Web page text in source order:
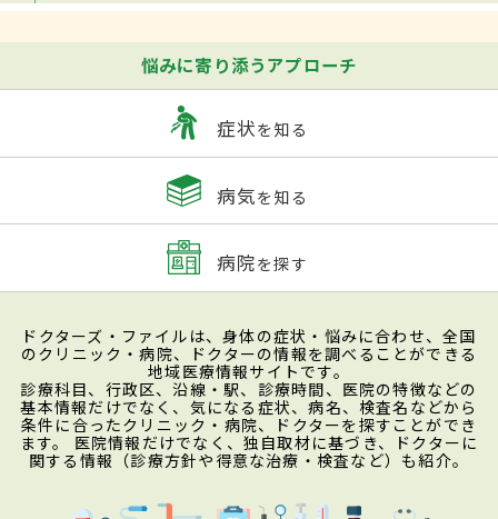
悩みに寄り添うアプローチ
症状を知る
病気を知る
病院を探す
ドクターズ・ファイルは、身体の症状・悩みに合わせ、全国
のクリニック・病院、ドクターの情報を調べることができる
地域医療情報サイトです。
診療科目、行政区、沿線・駅、診療時間、医院の特徴などの
基本情報だけでなく、気になる症状、病名、検査名などから
条件に合ったクリニック・病院、ドクターを探すことができ
ます。 医院情報だけでなく、独自取材に基づき、ドクターに
関する情報（診療方針や得意な治療・検査など）も紹介。